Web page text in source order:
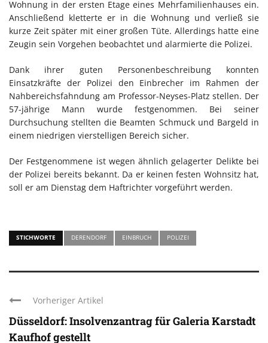
Wohnung in der ersten Etage eines Mehrfamilienhauses ein.
Anschließend kletterte er in die Wohnung und verließ sie
kurze Zeit später mit einer großen Tüte. Allerdings hatte eine
Zeugin sein Vorgehen beobachtet und alarmierte die Polizei.
Dank ihrer guten Personenbeschreibung konnten
Einsatzkräfte der Polizei den Einbrecher im Rahmen der
Nahbereichsfahndung am Professor-Neyses-Platz stellen. Der
57-jährige Mann wurde festgenommen. Bei seiner
Durchsuchung stellten die Beamten Schmuck und Bargeld in
einem niedrigen vierstelligen Bereich sicher.
Der Festgenommene ist wegen ähnlich gelagerter Delikte bei
der Polizei bereits bekannt. Da er keinen festen Wohnsitz hat,
soll er am Dienstag dem Haftrichter vorgeführt werden.
STICHWORTE DERENDORF EINBRUCH POLIZEI
Vorheriger Artikel
Düsseldorf: Insolvenzantrag für Galeria Karstadt
Kaufhof gestellt